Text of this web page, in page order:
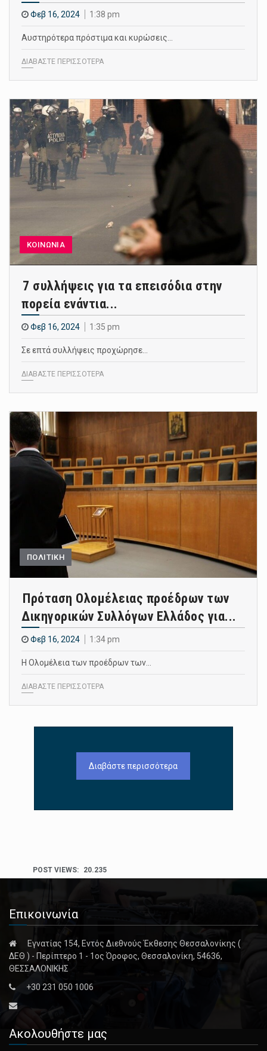
Φεβ 16, 2024 1:38 pm
Αυστηρότερα πρόστιμα και κυρώσεις…
ΔΙΑΒΑΣΤΕ ΠΕΡΙΣΣΟΤΕΡΑ
ΚΟΙΝΩΝΙΑ
7 συλλήψεις για τα επεισόδια στην
πορεία ενάντια...
Φεβ 16, 2024 1:35 pm
Σε επτά συλλήψεις προχώρησε…
ΔΙΑΒΑΣΤΕ ΠΕΡΙΣΣΟΤΕΡΑ
ΠΟΛΙΤΙΚΗ
Πρόταση Ολομέλειας προέδρων των
Δικηγορικών Συλλόγων Ελλάδος για...
Φεβ 16, 2024 1:34 pm
Η Ολομέλεια των προέδρων των…
ΔΙΑΒΑΣΤΕ ΠΕΡΙΣΣΟΤΕΡΑ
Διαβάστε περισσότερα
POST VIEWS: 20.235
Επικοινωνία
Εγνατίας 154, Εντός Διεθνούς Έκθεσης Θεσσαλονίκης (
ΔΕΘ ) - Περίπτερο 1 - 1ος Όροφος, Θεσσαλονίκη, 54636,
ΘΕΣΣΑΛΟΝΙΚΗΣ
+30 231 050 1006
Ακολουθήστε μας